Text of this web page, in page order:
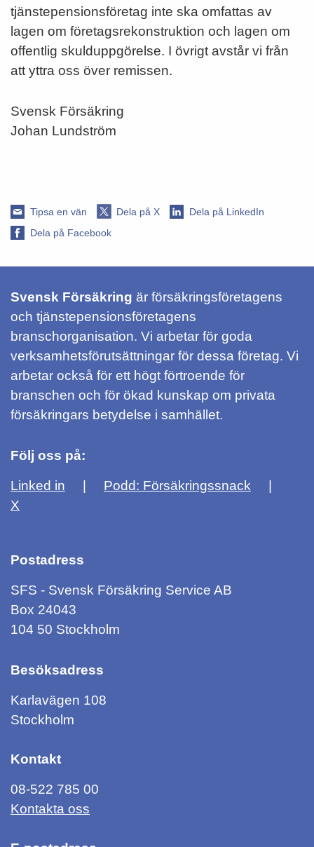
tjänstepensionsföretag inte ska omfattas av
lagen om företagsrekonstruktion och lagen om
offentlig skulduppgörelse. I övrigt avstår vi från
att yttra oss över remissen.
Svensk Försäkring
Johan Lundström
Tipsa en vän Dela på X
Dela på LinkedIn
Dela på Facebook
Svensk Försäkring är försäkringsföretagens
och tjänstepensionsföretagens
branschorganisation. Vi arbetar för goda
verksamhetsförutsättningar för dessa företag. Vi
arbetar också för ett högt förtroende för
branschen och för ökad kunskap om privata
försäkringars betydelse i samhället.
Följ oss på:
Linked in
Podd: Försäkringssnack
X
Postadress
SFS - Svensk Försäkring Service AB
Box 24043
104 50 Stockholm
Besöksadress
Karlavägen 108
Stockholm
Kontakt
08-522 785 00
Kontakta oss